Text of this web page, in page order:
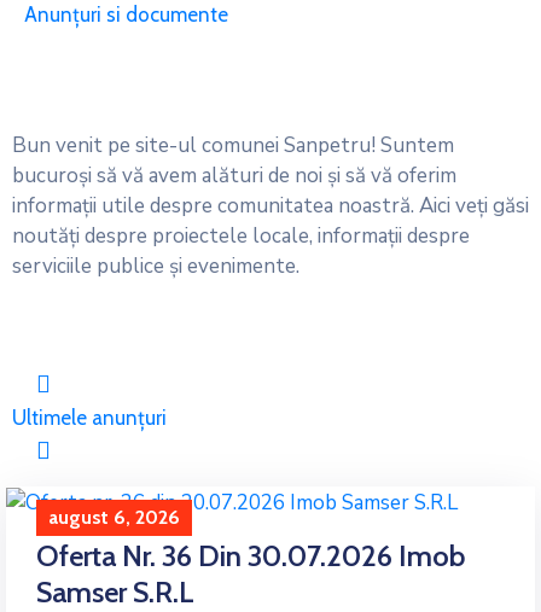
Anunțuri si documente
Bun venit pe site-ul comunei Sanpetru! Suntem
bucuroși să vă avem alături de noi și să vă oferim
informații utile despre comunitatea noastră. Aici veți găsi
noutăți despre proiectele locale, informații despre
serviciile publice și evenimente.
Ultimele anunțuri
august 6, 2026
Oferta Nr. 36 Din 30.07.2026 Imob
Samser S.R.L